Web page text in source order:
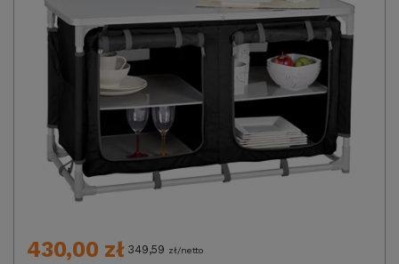
430,00 zł 349,59 zł/netto